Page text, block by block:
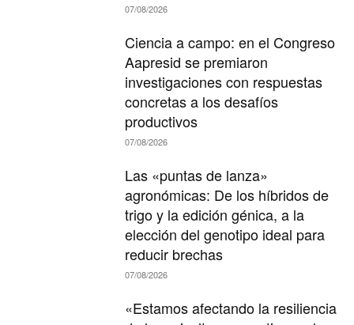
07/08/2026
Ciencia a campo: en el Congreso
Aapresid se premiaron
investigaciones con respuestas
concretas a los desafíos
productivos
07/08/2026
Las «puntas de lanza»
agronómicas: De los híbridos de
trigo y la edición génica, a la
elección del genotipo ideal para
reducir brechas
07/08/2026
«Estamos afectando la resiliencia